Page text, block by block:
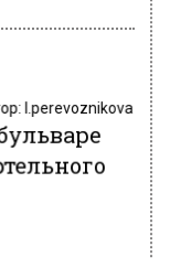
l.perevoznikova